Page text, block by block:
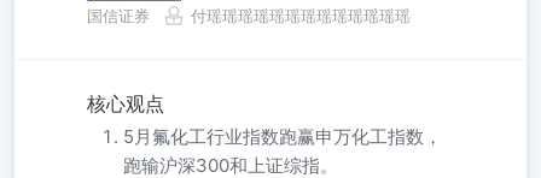
国信证券
付瑶瑶瑶瑶瑶瑶瑶瑶瑶瑶瑶瑶瑶
核心观点
5月氟化工行业指数跑赢申万化工指数，
跑输沪深300和上证综指。